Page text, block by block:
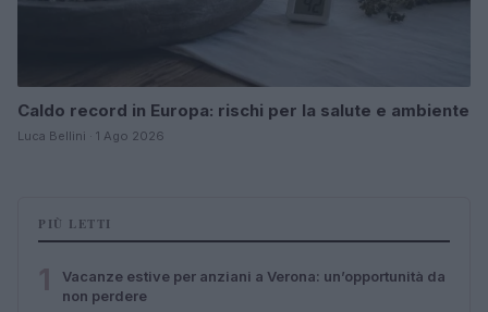
Caldo record in Europa: rischi per la salute e ambiente
Luca Bellini · 1 Ago 2026
PIÙ LETTI
Vacanze estive per anziani a Verona: un’opportunità da
non perdere